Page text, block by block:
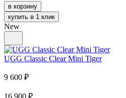
в корзину
купить в 1 клик
New
UGG Classic Clear Mini Tiger
9 600 ₽